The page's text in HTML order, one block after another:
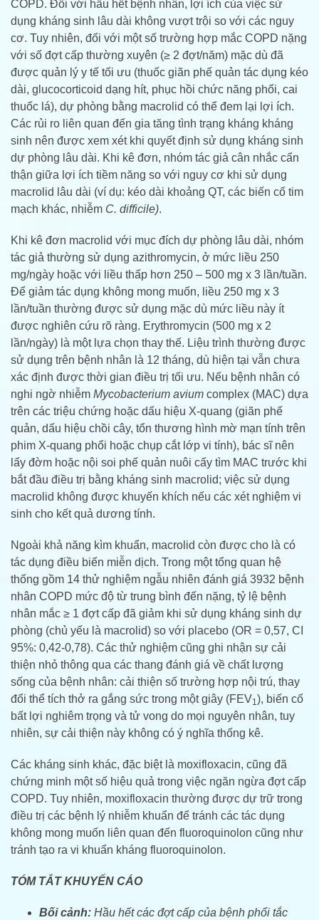
COPD. Đối với hầu hết bệnh nhân, lợi ích của việc sử
dụng kháng sinh lâu dài không vượt trội so với các nguy
cơ. Tuy nhiên, đối với một số trường hợp mắc COPD nặng
với số đợt cấp thường xuyên (≥ 2 đợt/năm) mặc dù đã
được quản lý y tế tối ưu (thuốc giãn phế quản tác dụng kéo
dài, glucocorticoid dạng hít, phục hồi chức năng phổi, cai
thuốc lá), dự phòng bằng macrolid có thể đem lại lợi ích.
Các rủi ro liên quan đến gia tăng tình trạng kháng kháng
sinh nên được xem xét khi quyết định sử dụng kháng sinh
dự phòng lâu dài. Khi kê đơn, nhóm tác giả cân nhắc cẩn
thận giữa lợi ích tiềm năng so với nguy cơ khi sử dụng
macrolid lâu dài (ví dụ: kéo dài khoảng QT, các biến cố tim
mạch khác, nhiễm C. difficile).
Khi kê đơn macrolid với mục đích dự phòng lâu dài, nhóm
tác giả thường sử dụng azithromycin, ở mức liều 250
mg/ngày hoặc với liều thấp hơn 250 – 500 mg x 3 lần/tuần.
Để giảm tác dụng không mong muốn, liều 250 mg x 3
lần/tuần thường được sử dụng mặc dù mức liều này ít
được nghiên cứu rõ ràng. Erythromycin (500 mg x 2
lần/ngày) là một lựa chọn thay thế. Liệu trình thường được
sử dụng trên bệnh nhân là 12 tháng, dù hiện tại vẫn chưa
xác định được thời gian điều trị tối ưu. Nếu bệnh nhân có
nghi ngờ nhiễm Mycobacterium avium complex (MAC) dựa
trên các triệu chứng hoặc dấu hiệu X-quang (giãn phế
quản, dấu hiệu chồi cây, tổn thương hình mờ mạn tính trên
phim X-quang phổi hoặc chụp cắt lớp vi tính), bác sĩ nên
lấy đờm hoặc nội soi phế quản nuôi cấy tìm MAC trước khi
bắt đầu điều trị bằng kháng sinh macrolid; việc sử dụng
macrolid không được khuyến khích nếu các xét nghiệm vi
sinh cho kết quả dương tính.
Ngoài khả năng kìm khuẩn, macrolid còn được cho là có
tác dụng điều biến miễn dịch. Trong một tổng quan hệ
thống gồm 14 thử nghiệm ngẫu nhiên đánh giá 3932 bệnh
nhân COPD mức độ từ trung bình đến nặng, tỷ lệ bệnh
nhân mắc ≥ 1 đợt cấp đã giảm khi sử dụng kháng sinh dự
phòng (chủ yếu là macrolid) so với placebo (OR = 0,57, CI
95%: 0,42-0,78). Các thử nghiệm cũng ghi nhận sự cải
thiện nhỏ thông qua các thang đánh giá về chất lượng
sống của bệnh nhân: cải thiện số trường hợp nội trú, thay
đổi thể tích thở ra gắng sức trong một giây (FEV1), biến cố
bất lợi nghiêm trọng và tử vong do mọi nguyên nhân, tuy
nhiên, sự cải thiện này không có ý nghĩa thống kê.
Các kháng sinh khác, đặc biệt là moxifloxacin, cũng đã
chứng minh một số hiệu quả trong việc ngăn ngừa đợt cấp
COPD. Tuy nhiên, moxifloxacin thường được dự trữ trong
điều trị các bệnh lý nhiễm khuẩn để tránh các tác dụng
không mong muốn liên quan đến fluoroquinolon cũng như
tránh tạo ra vi khuẩn kháng fluoroquinolon.
TÓM TẮT KHUYẾN CÁO
Bối cảnh: Hầu hết các đợt cấp của bệnh phổi tắc